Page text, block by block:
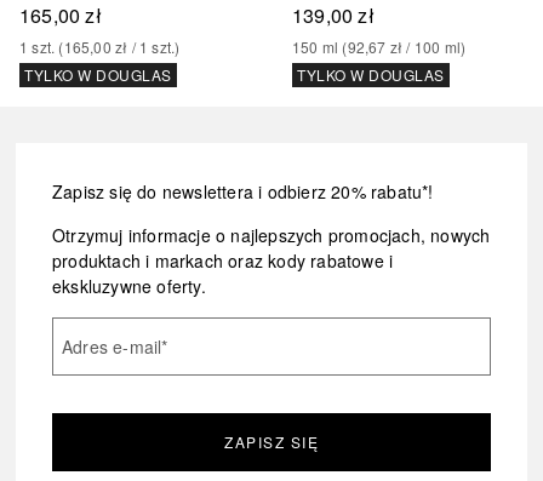
165,00 zł
1 szt. (165,00 zł / 1 szt.)
TYLKO W DOUGLAS
139,00 zł
150 ml (92,67 zł / 100 ml)
TYLKO W DOUGLAS
Zapisz się do newslettera i odbierz 20% rabatu*!
Otrzymuj informacje o najlepszych promocjach, nowych
produktach i markach oraz kody rabatowe i
ekskluzywne oferty.
Adres e-mail*
ZAPISZ SIĘ